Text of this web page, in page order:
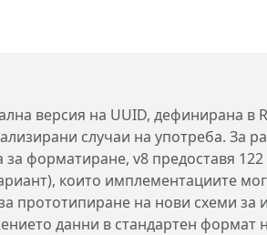
версия на UUID, дефинирана в
случаи на употреба. За
за форматиране, v8 предоставя
които имплементациите
прототипиране на нови схеми за
данни в стандартен формат